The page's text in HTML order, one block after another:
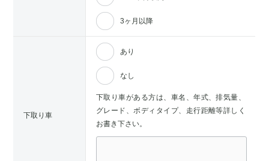
3ヶ月以降
下取り車
あり
なし
下取り車がある方は、車名、年式、排気量、
グレード、ボディタイプ、走行距離等詳しく
お書き下さい。